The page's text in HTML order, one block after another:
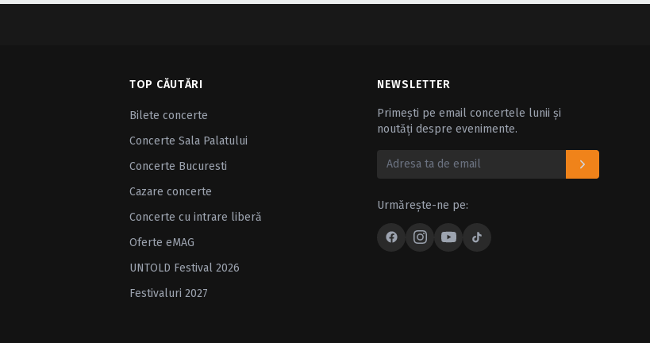
TOP CĂUTĂRI
Bilete concerte
Concerte Sala Palatului
Concerte Bucuresti
Cazare concerte
Concerte cu intrare liberă
Oferte eMAG
UNTOLD Festival 2026
Festivaluri 2027
NEWSLETTER
Primești pe email concertele lunii și
noutăți despre evenimente.
Urmărește-ne pe: